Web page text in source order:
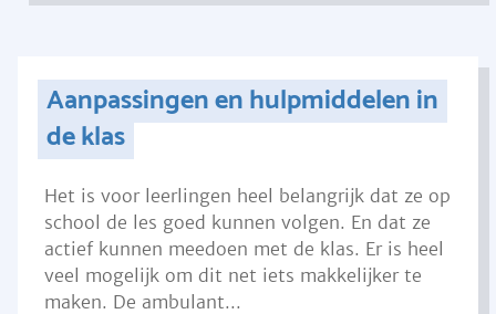
Aanpassingen en hulpmiddelen in
de klas
Het is voor leerlingen heel belangrijk dat ze op
school de les goed kunnen volgen. En dat ze
actief kunnen meedoen met de klas. Er is heel
veel mogelijk om dit net iets makkelijker te
maken. De ambulant...